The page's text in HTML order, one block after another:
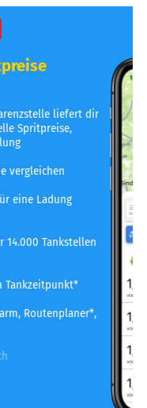
liefert dir
Spritpreise,
vergleichen
eine Ladung
Tankstellen
Tankzeitpunkt*
Routenplaner*,